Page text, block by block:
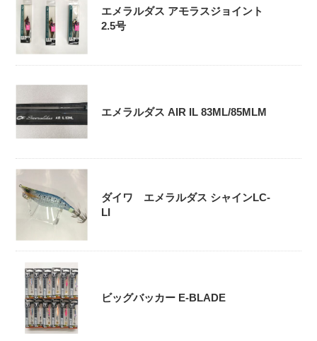
エメラルダス アモラスジョイント
2.5号
エメラルダス AIR IL 83ML/85MLM
ダイワ エメラルダス シャインLC-
LI
ビッグバッカー E-BLADE